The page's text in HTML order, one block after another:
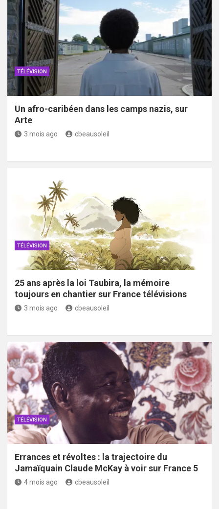
TÉLÉVISION
Un afro-caribéen dans les camps nazis, sur
Arte
3 mois ago cbeausoleil
TÉLÉVISION
25 ans après la loi Taubira, la mémoire
toujours en chantier sur France télévisions
3 mois ago cbeausoleil
TÉLÉVISION
Errances et révoltes : la trajectoire du
Jamaïquain Claude McKay à voir sur France 5
4 mois ago cbeausoleil